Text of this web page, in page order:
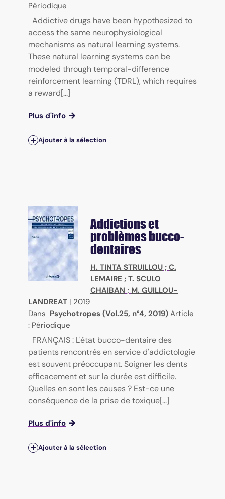
Périodique
Addictive drugs have been hypothesized to
access the same neurophysiological
mechanisms as natural learning systems.
These natural learning systems can be
modeled through temporal-difference
reinforcement learning (TDRL), which requires
a reward[...]
Plus d'info
Ajouter à la sélection
Addictions et
problèmes bucco-
dentaires
H. TINTA STRUILLOU ; C.
LEMAIRE ; T. SCULO
CHAIBAN ; M. GUILLOU-
LANDREAT | 2019
Dans Psychotropes (Vol.25, n°4, 2019) Article
: Périodique
FRANÇAIS : L'état bucco-dentaire des
patients rencontrés en service d'addictologie
est souvent préoccupant. Soigner les dents
efficacement et sur la durée est difficile.
Quelles en sont les causes ? Est-ce une
conséquence de la prise de toxique[...]
Plus d'info
Ajouter à la sélection